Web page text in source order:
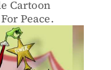
Cartoon
Peace.